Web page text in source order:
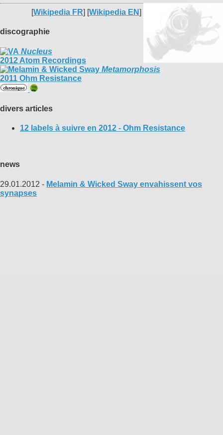
[Wikipedia FR] [Wikipedia EN]
discographie
Nucleus
2012 Atom Recordings
Metamorphosis
2011 Ohm Resistance
divers articles
12 labels à suivre en 2012 - Ohm Resistance
news
29.01.2012 - Melamin & Wicked Sway envahissent vos
synapses